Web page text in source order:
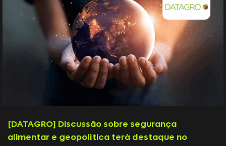
[DATAGRO] Discussão sobre segurança
alimentar e geopolítica terá destaque no